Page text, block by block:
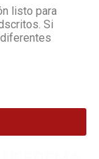
listo para
Si